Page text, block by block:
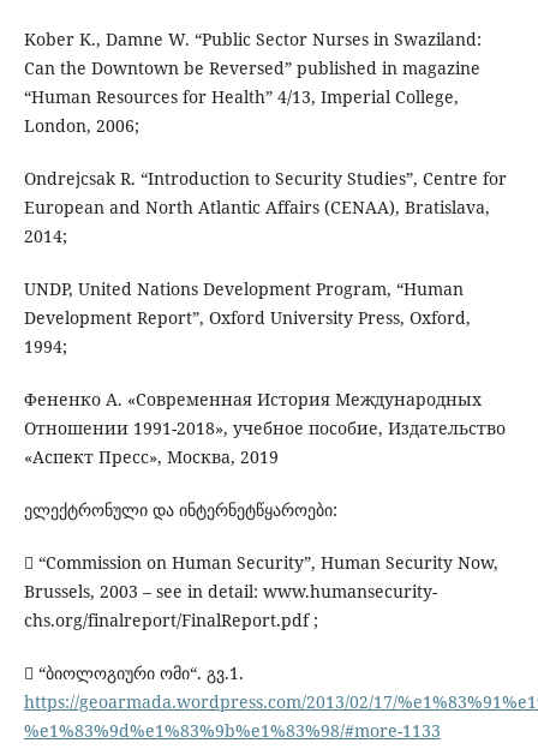
Kober K., Damne W. “Public Sector Nurses in Swaziland:
Can the Downtown be Reversed” published in magazine
“Human Resources for Health” 4/13, Imperial College,
London, 2006;
Ondrejcsak R. “Introduction to Security Studies”, Centre for
European and North Atlantic Affairs (CENAA), Bratislava,
2014;
UNDP, United Nations Development Program, “Human
Development Report”, Oxford University Press, Oxford,
1994;
Фененко А. «Современная История Международных
Отношении 1991-2018», учебное пособие, Издательство
«Аспект Пресс», Москва, 2019
ელექტრონული და ინტერნეტწყაროები:
 “Commission on Human Security”, Human Security Now,
Brussels, 2003 – see in detail: www.humansecurity-
chs.org/finalreport/FinalReport.pdf ;
 “ბიოლოგიური ომი“. გვ.1.
https://geoarmada.wordpress.com/2013/02/17/
%e1%83%9d%e1%83%9b%e1%83%98/#more-1133